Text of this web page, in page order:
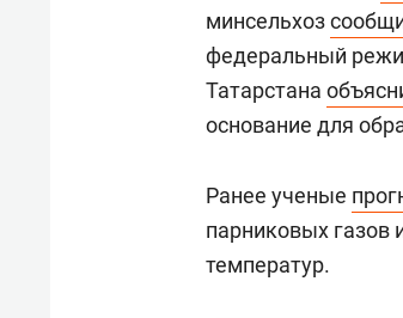
минсельхоз
федеральный
Татарстана
основание для
Ранее ученые
парниковых газов
температур.